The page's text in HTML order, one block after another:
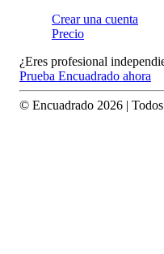
Crear una cuenta
Precio
¿Eres profesional
Prueba Encuadrado ahora
© Encuadrado 2026 |